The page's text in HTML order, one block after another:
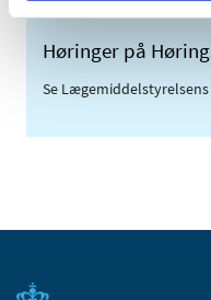
Høringer på
Se